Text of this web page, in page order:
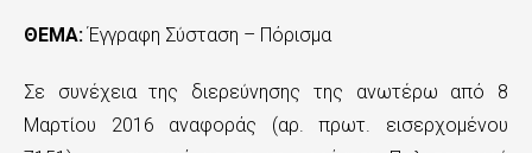
ΘΕΜΑ:Έγγραφη Σύσταση – Πόρισμα
Σε συνέχεια της διερεύνησης της ανωτέρω από 8
Μαρτίου 2016 αναφοράς (αρ. πρωτ. εισερχομένου